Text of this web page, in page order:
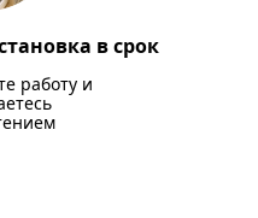
в срок
работу и